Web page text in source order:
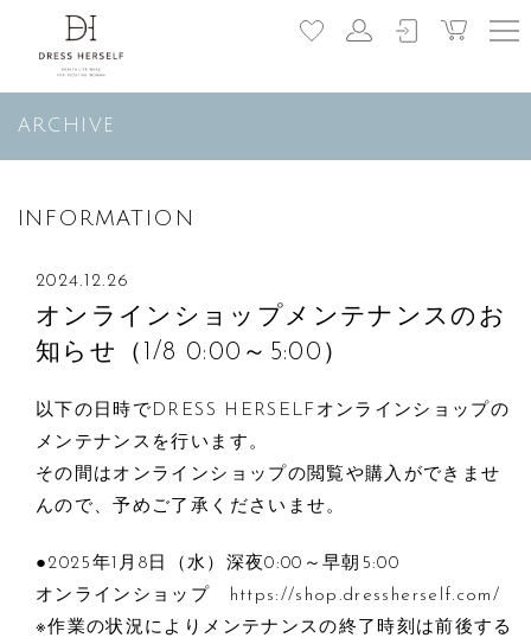
ARCHIVE
INFORMATION
2024.12.26
オンラインショップメンテナンスのお
知らせ（1/8 0:00～5:00）
以下の日時でDRESS HERSELFオンラインショップの
メンテナンスを行います。
その間はオンラインショップの閲覧や購入ができませ
んので、予めご了承くださいませ。
●2025年1月8日（水）深夜0:00～早朝5:00
オンラインショップ https://shop.dressherself.com/
※作業の状況によりメンテナンスの終了時刻は前後する